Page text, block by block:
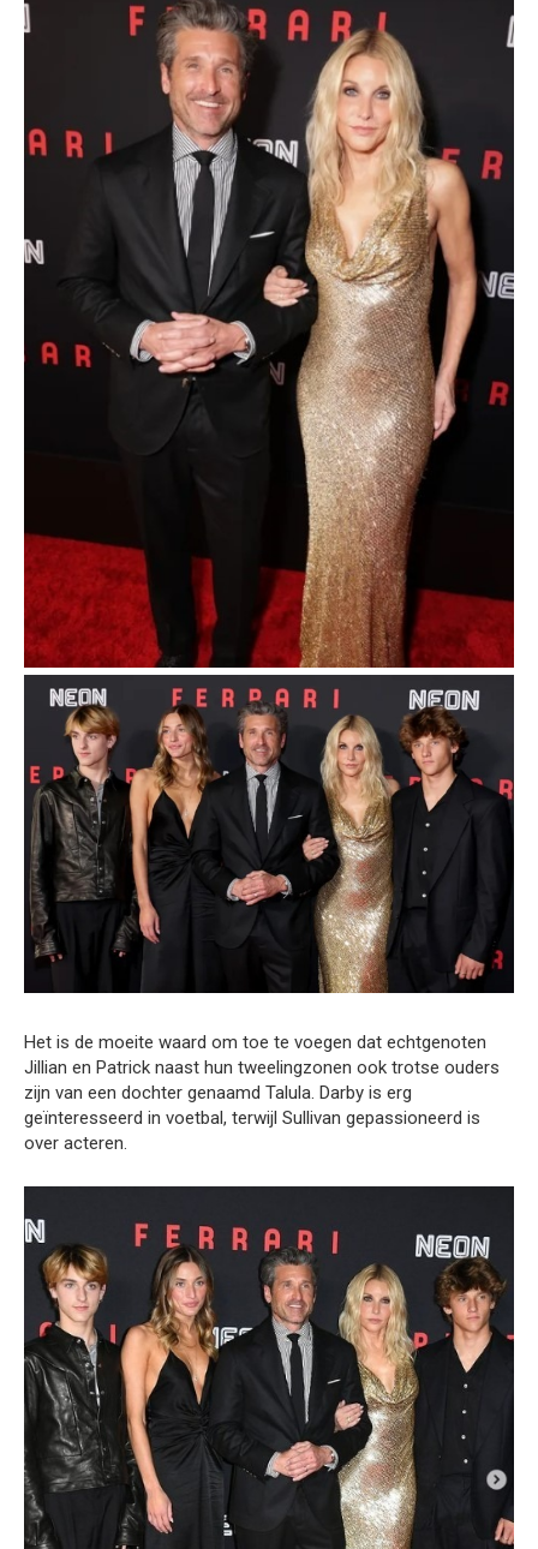
Het is de moeite waard om toe te voegen dat echtgenoten
Jillian en Patrick naast hun tweelingzonen ook trotse ouders
zijn van een dochter genaamd Talula. Darby is erg
geïnteresseerd in voetbal, terwijl Sullivan gepassioneerd is
over acteren.